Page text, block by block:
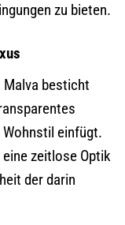
zu bieten.
Malva besticht
einfügt.
zeitlose Optik
der darin